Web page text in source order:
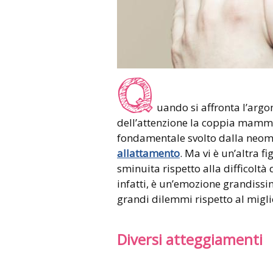
Q uando si affronta
dell’attenzione la coppia
fondamentale svolto dalla
allattamento. Ma vi è un’altra
sminuita rispetto alla difficoltà
infatti, è un’emozione
grandi dilemmi rispetto al
Diversi atteggiamenti